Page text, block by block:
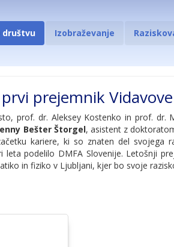
društvu Izobraževanje
prejemnik
prof. dr. Aleksey Kostenko in prof.
Bešter Štorgel, asistent z
kariere, ki so znaten del svojega
podelilo DMFA Slovenije. Letošnji
in fiziko v Ljubljani, kjer bo svoje